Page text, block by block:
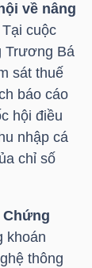
về nâng
Tại cuộc
Trương Bá
sát thuế
báo cáo
hội điều
nhập cá
chỉ số
Chứng
khoán
thông